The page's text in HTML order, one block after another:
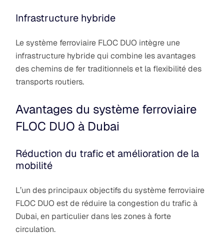
Infrastructure hybride
Le système ferroviaire FLOC DUO intègre une
infrastructure hybride qui combine les avantages
des chemins de fer traditionnels et la flexibilité des
transports routiers.
Avantages du système ferroviaire
FLOC DUO à Dubai
Réduction du trafic et amélioration de la
mobilité
L’un des principaux objectifs du système ferroviaire
FLOC DUO est de réduire la congestion du trafic à
Dubai, en particulier dans les zones à forte
circulation.